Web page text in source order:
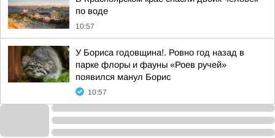
по воде
10:57
У Бориса годовщина!. Ровно год назад в
парке флоры и фауны «Роев ручей»
появился манул Борис
10:57